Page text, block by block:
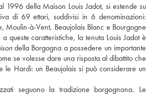
1996 della Maison Louis Jadot, si estende su
di 69 ettari, suddivisi in 6 denominazioni:
Moulin-à-Vent, Beaujolais Blanc e Bourgogne
queste caratteristiche, la tenuta Louis Jadot è
della Borgogna a possedere un importante
se volesse dare una risposta al dibattito che
le Hardi: un Beaujolais si può considerare un
seguono la tradizione borgognona. Le